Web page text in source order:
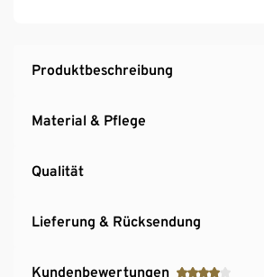
Produktbeschreibung
Material & Pflege
Qualität
Lieferung & Rücksendung
Kundenbewertungen